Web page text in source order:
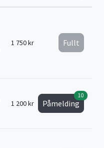
1 750 kr Fullt
1 200 kr Påmelding
10